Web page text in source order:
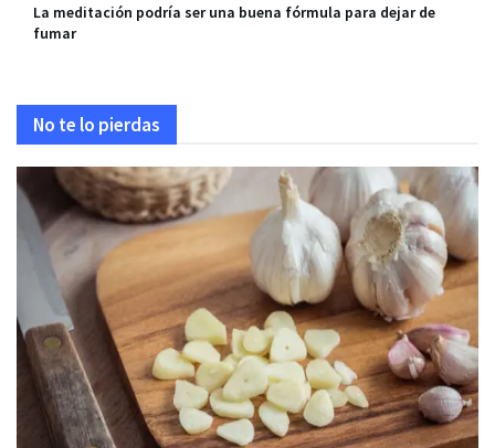
La meditación podría ser una buena fórmula para dejar de
fumar
No te lo pierdas